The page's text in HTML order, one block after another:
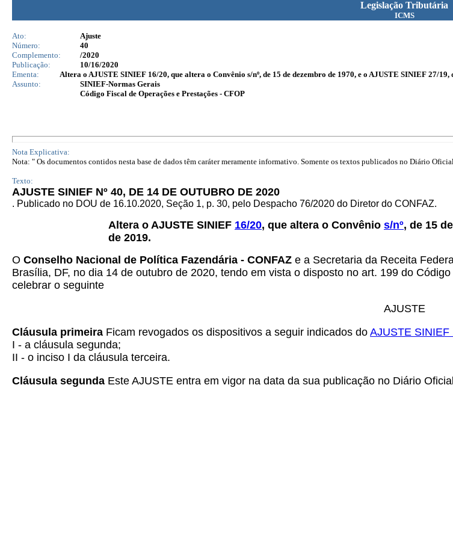
Legislação Tributária
ICMS
Ato:
Ajuste
Número:
40
Complemento:
/2020
Publicação:
10/16/2020
Ementa:
Altera o AJUSTE SINIEF 16/20, que altera o Convênio s/nº, de 15 de dezembro de 1970, e o AJUSTE SINIEF 27/19,
Assunto:
SINIEF-Normas Gerais
Código Fiscal de Operações e Prestações - CFOP
Nota Explicativa:
Nota: " Os documentos contidos nesta base de dados têm caráter meramente informativo. Somente os textos publicados no Diário
Texto:
AJUSTE SINIEF Nº 40, DE 14 DE OUTUBRO DE 2020
. Publicado no DOU de 16.10.2020, Seção 1, p. 30, pelo Despacho 76/2020 do Diretor do CONFAZ.
Altera o AJUSTE SINIEF 16/20, que altera o Convênio s/nº, de 15
de 2019.
O Conselho Nacional de Política Fazendária - CONFAZ e a Secretaria da Receita
Brasília, DF, no dia 14 de outubro de 2020, tendo em vista o disposto no art. 199 do
celebrar o seguinte
AJUSTE
Cláusula primeira Ficam revogados os dispositivos a seguir indicados do AJUSTE SINIEF
I - a cláusula segunda;
II - o inciso I da cláusula terceira.
Cláusula segunda Este AJUSTE entra em vigor na data da sua publicação no Diário